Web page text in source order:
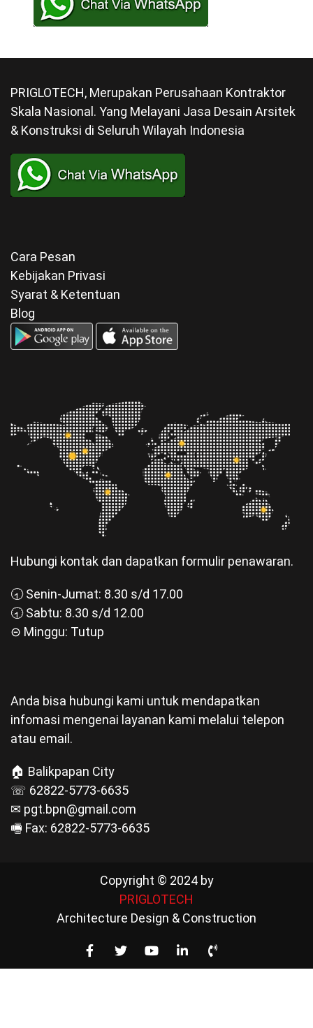
PRIGLOTECH, Merupakan Perusahaan Kontraktor
Skala Nasional. Yang Melayani Jasa Desain Arsitek
& Konstruksi di Seluruh Wilayah Indonesia
Cara Pesan
Kebijakan Privasi
Syarat & Ketentuan
Blog
Hubungi kontak dan dapatkan formulir penawaran.
🕣 Senin-Jumat: 8.30 s/d 17.00
🕣 Sabtu: 8.30 s/d 12.00
⊝ Minggu: Tutup
Anda bisa hubungi kami untuk mendapatkan
infomasi mengenai layanan kami melalui telepon
atau email.
🏠 Balikpapan City
☏ 62822-5773-6635
✉ pgt.bpn@gmail.com
🖷 Fax: 62822-5773-6635
Copyright © 2024 by
PRIGLOTECH
Architecture Design & Construction